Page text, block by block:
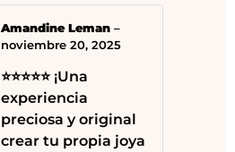
Amandine Leman –
noviembre 20, 2025
⭐⭐⭐⭐⭐ ¡Una
experiencia
preciosa y original
crear tu propia joya